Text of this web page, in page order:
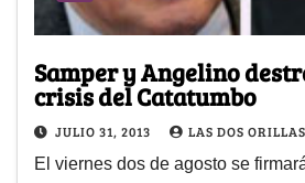
Samper y Angelino
crisis del Catatumbo
JULIO 31, 2013 LAS DOS ORILLAS
El viernes dos de agosto se